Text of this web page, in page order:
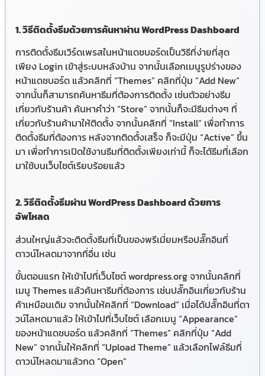
1. วิธีติดตั้งธีมด้วยการค้นหาผ่าน WordPress Dashboard
การติดตั้งธีมเวิร์ดเพรสในหน้าแดชบอร์ดเป็นวิธีที่ง่ายที่สุด
เพียง Login เข้าสู่ระบบหลังบ้าน จากนั้นเลือกเมนูรูปร่างของ
หน้าแดชบอร์ด แล้วคลิกที่ “Themes” คลิกที่ปุ่ม “Add New”
จากนั้นก็สามารถค้นหาธีมที่ต้องการติดตั้ง เช่นตัวอย่างธีม
เกี่ยวกับร้านค้า ค้นหาคำว่า “Store” จากนั้นก็จะมีธีมต่างๆ ที่
เกี่ยวกับร้านค้ามาให้ติดตั้ง จากนั้นคลิกที่ “Install” เพื่อทำการ
ติดตั้งธีมที่ต้องการ หลังจากติดตั้งเสร็จ ก็จะมีปุ่ม “Active” ขึ้น
มา เพื่อทำการเปิดใช้งานธีมที่ติดตั้งเพียงเท่านี้ ก็จะได้ธีมที่เลือก
มาใช้บนเว็บไซต์เรียบร้อยแล้ว
2. วิธีติดตั้งธีมผ่าน WordPress Dashboard ด้วยการ
อัพโหลด
ส่วนใหญ่แล้วจะติดตั้งธีมที่เป็นของพรีเมี่ยมหรือปลั๊กอินที่
ดาวน์โหลดมาจากที่อื่น เช่น
ขั้นตอนแรก ให้เข้าไปที่เว็บไซต์ wordpress.org จากนั้นคลิกที่
เมนู Themes แล้วค้นหาธีมที่ต้องการ เช่นปลั๊กอินเกี่ยวกับร้าน
ค้าเหมือนเดิม จากนั้นให้คลิกที่ “Download” เมื่อได้ปลั๊กอินที่ดา
วน์โลหดมาแล้ว ให้เข้าไปที่เว็บไซต์ เลือกเมนู “Appearance”
ของหน้าแดชบอร์ด แล้วคลิกที่ “Themes” คลิกที่ปุ่ม “Add
New” จากนั้นให้คลิกที่ “Upload Theme” แล้วเลือกไฟล์ธีมที่
ดาวน์โหลดมาแล้วกด “Open”